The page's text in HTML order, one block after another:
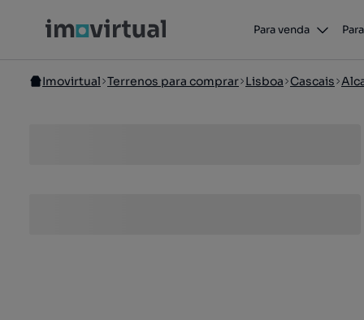
Para venda
Imovirtual Terrenos para comprar Lisboa Cascais